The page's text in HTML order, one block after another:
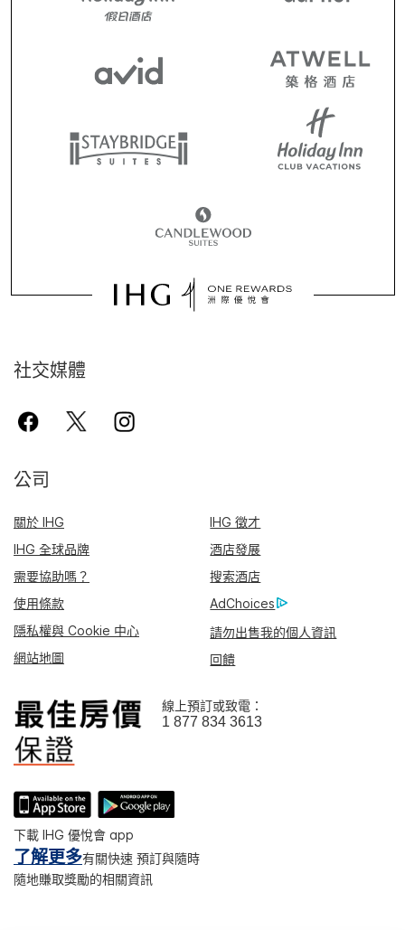
社交媒體
公司
關於 IHG
IHG 徵才
IHG 全球品牌
酒店發展
需要協助嗎？
搜索酒店
使用條款
AdChoices
隱私權與 Cookie 中心
請勿出售我的個人資訊
網站地圖
回饋
線上預訂或致電：
1 877 834 3613
下載 IHG 優悅會 app
了解更多有關快速 預訂與隨時
隨地賺取獎勵的相關資訊